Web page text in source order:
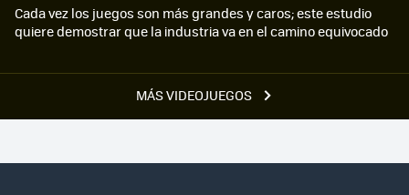
MÁS VIDEOJUEGOS
Cada vez los juegos son más grandes y caros; este estudio
quiere demostrar que la industria va en el camino equivocado